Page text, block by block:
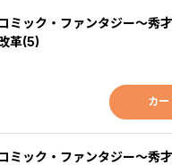
ミック・ファンタジー～秀
革(5)
カ
ミック・ファンタジー～秀